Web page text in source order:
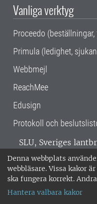
Denna webbplats
webbläsare. Vissa kakor
ska fungera korrekt.
Hantera valbara kakor
Vanliga verktyg
Proceedo
Primula (ledighet,
Webbmejl
ReachMee
Edusign
Protokoll och
SLU, Sveriges
verksamhet över
Alnarp, Uppsala
miljöcertifierat
018-67 10 00 • Org